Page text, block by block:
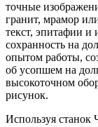
точные
гранит, мрамор
текст, эпитафии и
сохранность на
опытом работы,
об усопшем на
высокоточном
рисунок.
Используя станок